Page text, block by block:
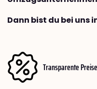
Dann bist du bei uns
Transparente Preise